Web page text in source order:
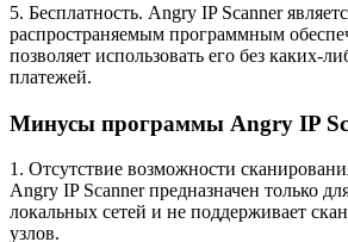
5. Бесплатность. Angry IP Scanner
распространяемым программным
позволяет использовать его без каких-
платежей.
Минусы программы Angry IP
1. Отсутствие возможности
Angry IP Scanner предназначен только
локальных сетей и не поддерживает
узлов.